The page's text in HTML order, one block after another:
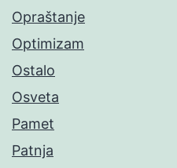
Opraštanje
Optimizam
Ostalo
Osveta
Pamet
Patnja